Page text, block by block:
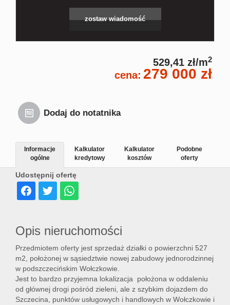
zostaw wiadomość
529,41 zł/m2
cena: 279 000 zł
Dodaj do notatnika
Udostępnij ofertę
Informacje
ogólne
Kalkulator
kredytowy
Kalkulator
kosztów
Podobne
oferty
Opis nieruchomości
Przedmiotem oferty jest sprzedaż działki o powierzchni 527
m2, położonej w sąsiedztwie nowej zabudowy jednorodzinnej
w podszczecińskim Wołczkowie.
Jest to bardzo przyjemna lokalizacja położona w oddaleniu
od głównej drogi pośród zieleni, ale z szybkim dojazdem do
Szczecina, punktów usługowych i handlowych w Wołczkowie i